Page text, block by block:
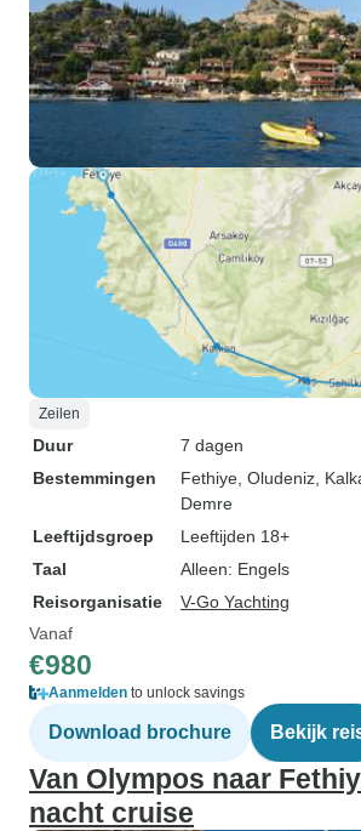
Zeilen
Duur
7 dagen
Bestemmingen
Fethiye , Oludeniz ,
Demre
Leeftijdsgroep
Leeftijden 18+
Taal
Alleen: Engels
Reisorganisatie
V-Go Yachting
Vanaf
€980
Aanmelden to unlock savings
Download brochure Bekijk
Van Olympos naar
nacht cruise